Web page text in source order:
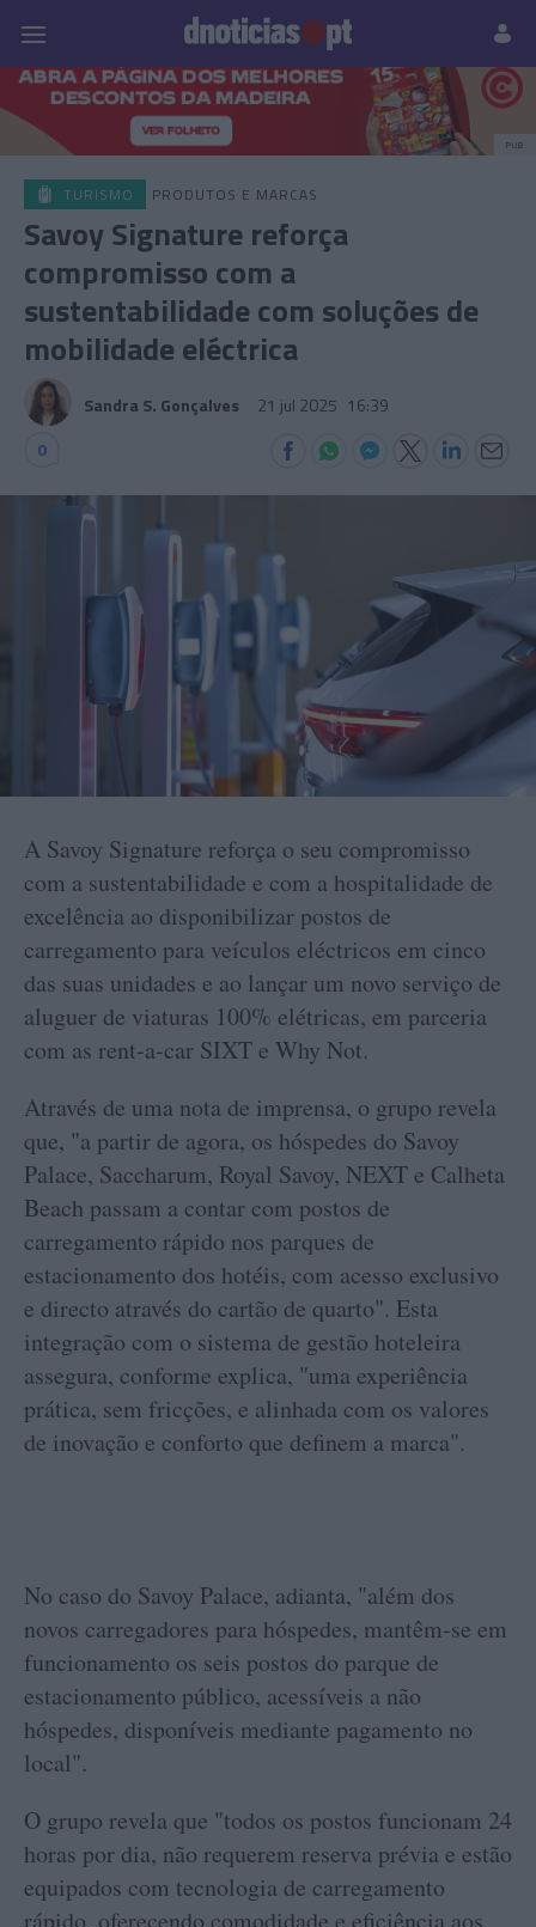
Prazeres Paisagens
PUB
TURISMO PRODUTOS E MARCAS
Savoy Signature reforça
compromisso com a
sustentabilidade com soluções de
mobilidade eléctrica
Sandra S. Gonçalves 21 jul 2025 16:39
0
A Savoy Signature reforça o seu compromisso
com a sustentabilidade e com a hospitalidade de
excelência ao disponibilizar postos de
carregamento para veículos eléctricos em cinco
das suas unidades e ao lançar um novo serviço de
aluguer de viaturas 100% elétricas, em parceria
com as rent-a-car SIXT e Why Not.
Através de uma nota de imprensa, o grupo revela
que, "a partir de agora, os hóspedes do Savoy
Palace, Saccharum, Royal Savoy, NEXT e Calheta
Beach passam a contar com postos de
carregamento rápido nos parques de
estacionamento dos hotéis, com acesso exclusivo
e directo através do cartão de quarto". Esta
integração com o sistema de gestão hoteleira
assegura, conforme explica, "uma experiência
prática, sem fricções, e alinhada com os valores
de inovação e conforto que definem a marca".
No caso do Savoy Palace, adianta, "além dos
novos carregadores para hóspedes, mantêm-se em
funcionamento os seis postos do parque de
estacionamento público, acessíveis a não
hóspedes, disponíveis mediante pagamento no
local".
O grupo revela que "todos os postos funcionam 24
horas por dia, não requerem reserva prévia e estão
equipados com tecnologia de carregamento
rápido, oferecendo comodidade e eficiência aos